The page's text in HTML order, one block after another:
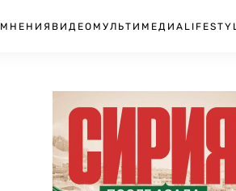
МНЕНИЯ ВИДЕО МУЛЬТИМЕДИА